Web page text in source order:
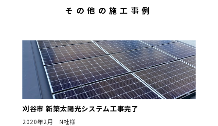
その他の施工事例
刈谷市 新築太陽光システム工事完了
2020年2月 N社様